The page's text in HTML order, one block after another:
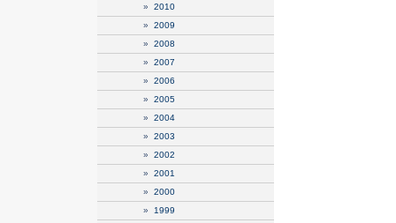
» 2010
» 2009
» 2008
» 2007
» 2006
» 2005
» 2004
» 2003
» 2002
» 2001
» 2000
» 1999